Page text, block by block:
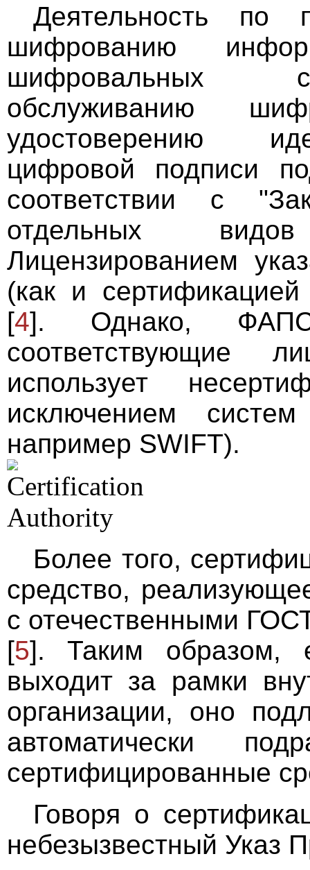
Деятельность по
шифрованию
шифровальных
обслуживанию
удостоверению
цифровой подписи
соответствии с
отдельных
Лицензированием
(как и
[4]. Однако,
соответствующие
использует
исключением
например SWIFT).
Более того,
средство,
с отечественными
[5]. Таким образом,
выходит за рамки
организации, оно
автоматически
сертифицированные
Говоря о
небезызвестный Указ